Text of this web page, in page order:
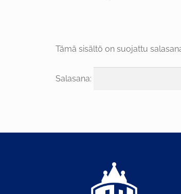
Tämä sisältö on suojattu
Salasana: